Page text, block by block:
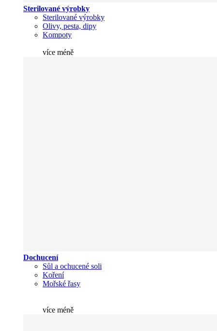
Sterilované výrobky
Sterilované výrobky
Olivy, pesta, dipy
Kompoty
více méně
Dochucení
Sůl a ochucené soli
Koření
Mořské řasy
více méně